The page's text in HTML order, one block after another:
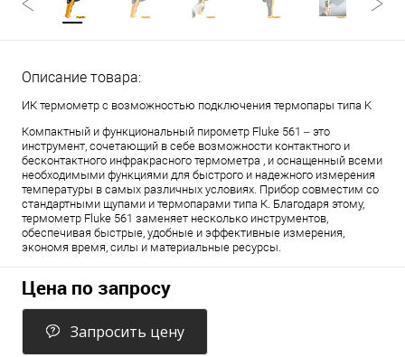
Описание товара:
ИК термометр с возможностью подключения термопары типа K
Компактный и функциональный пирометр Fluke 561 – это
инструмент, сочетающий в себе возможности контактного и
бесконтактного инфракрасного термометра , и оснащенный всеми
необходимыми функциями для быстрого и надежного измерения
температуры в самых различных условиях. Прибор совместим со
стандартными щупами и термопарами типа К. Благодаря этому,
термометр Fluke 561 заменяет несколько инструментов,
обеспечивая быстрые, удобные и эффективные измерения,
экономя время, силы и материальные ресурсы.
Цена по запросу
Запросить цену